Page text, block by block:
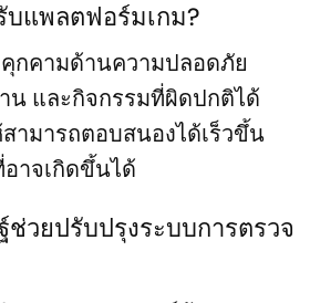
แพลตฟอร์มเกม?
กคามด้านความปลอดภัย
น และกิจกรรมที่ผิดปกติได้
สามารถตอบสนองได้เร็วขึ้น
าจเกิดขึ้นได้
วยปรับปรุงระบบการตรวจ